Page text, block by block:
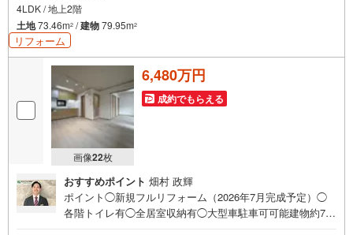
4LDK / 地上2階
土地73.46m2 /建物79.95m2
リフォーム
画像22枚
6,480万円
成約でもらえる
おすすめポイント 畑村 政輝
ポイント◯新規フルリフォーム（2026年7月完成予定）◯
各階トイレ有◯全居室収納有◯大型車駐車可可能建物約79